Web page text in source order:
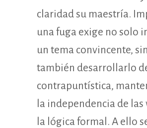
claridad su maestría.
una fuga exige no solo
un tema convincente,
también desarrollarlo
contrapuntística,
la independencia de las
la lógica formal. A ello